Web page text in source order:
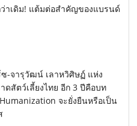
ว่าเดิม! แต้มต่อสำคัญของแบรนด์
ซ-จารุวัฒน์ เลาหวิศิษฏ์ แห่ง
ดสัตว์เลี้ยงไทย อีก 3 ปีคือบท
จะยั่งยืนหรือเป็น